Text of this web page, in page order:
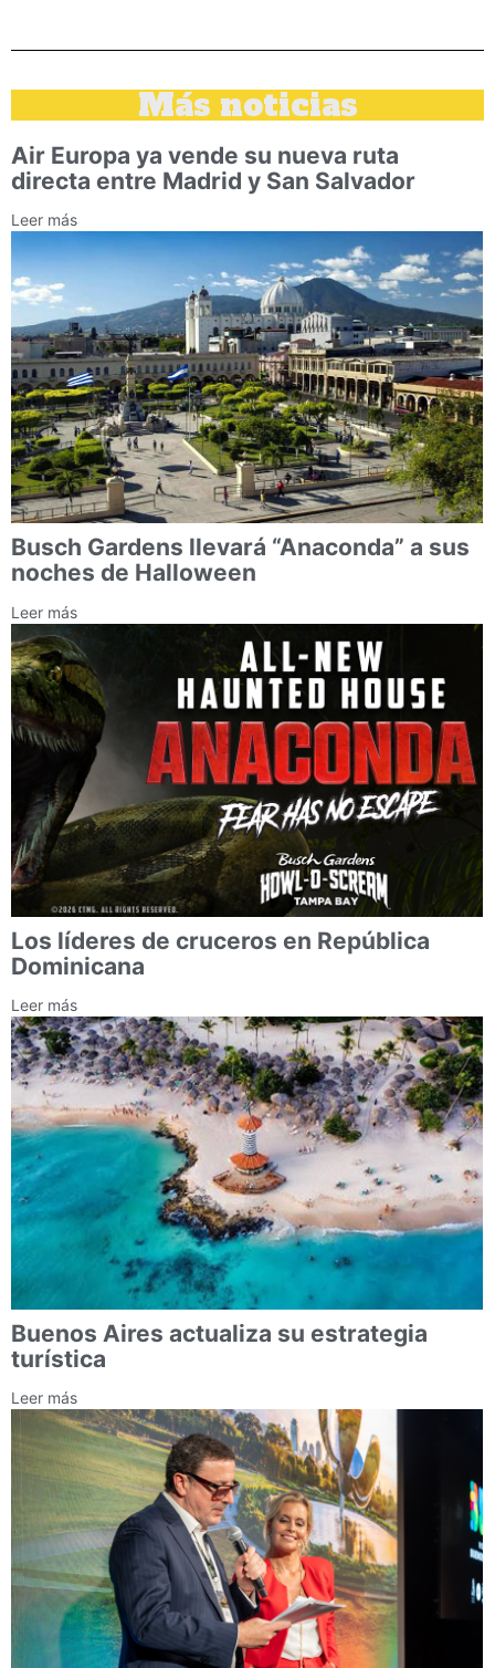
Más noticias
Air Europa ya vende su nueva ruta
directa entre Madrid y San Salvador
Leer más
Busch Gardens llevará “Anaconda” a sus
noches de Halloween
Leer más
Los líderes de cruceros en República
Dominicana
Leer más
Buenos Aires actualiza su estrategia
turística
Leer más